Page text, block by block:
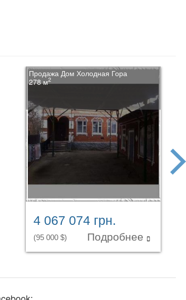
Продажа Дом Холодная Гора
278 м2
4 067 074 грн.
(95 000 $) Подробнее
next